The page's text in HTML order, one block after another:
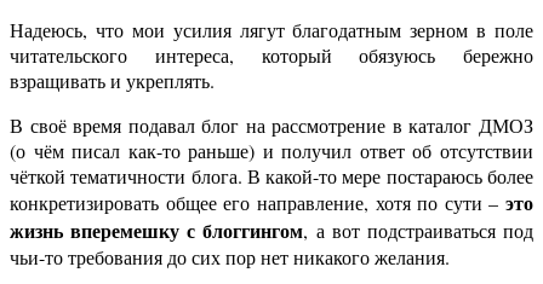
Надеюсь, что мои усилия лягут благодатным зерном в поле
читательского интереса, который обязуюсь бережно
взращивать и укреплять.
В своё время подавал блог на рассмотрение в каталог ДМОЗ
(о чём писал как-то раньше) и получил ответ об отсутствии
чёткой тематичности блога. В какой-то мере постараюсь более
конкретизировать общее его направление, хотя по сути – это
жизнь вперемешку с блоггингом, а вот подстраиваться под
чьи-то требования до сих пор нет никакого желания.